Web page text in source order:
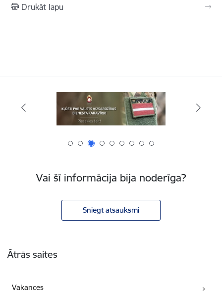
Drukāt lapu
Vai šī informācija bija noderīga?
Sniegt atsauksmi
Ātrās saites
Vakances